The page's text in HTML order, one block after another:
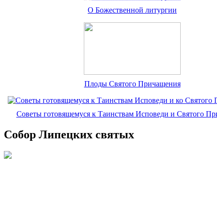
О Божественной литургии
Плоды Святого Причащения
Советы готовящемуся к Таинствам Исповеди и Святого
Собор Липецких святых